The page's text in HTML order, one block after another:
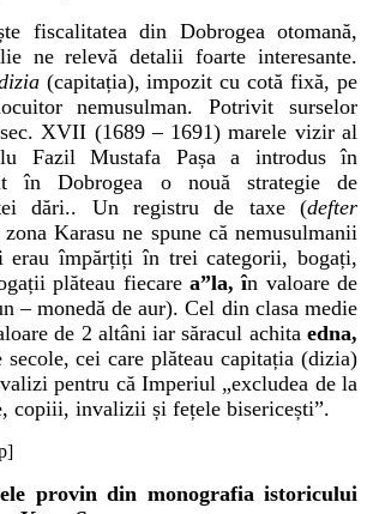
fiscalitatea din Dobrogea otomană,
ne relevă detalii foarte interesante.
(capitația), impozit cu cotă fixă, pe
nemusulman. Potrivit surselor
XVII (1689 – 1691) marele vizir al
Fazil Mustafa Pașa a introdus în
în Dobrogea o nouă strategie de
dări.. Un registru de taxe (defter
Karasu ne spune că nemusulmanii
erau împărțiți în trei categorii, bogați,
plăteau fiecarea”la, în valoare de
– monedă de aur). Cel din clasa medie
de 2 altâni iar săracul achitaedna,
cei care plăteau capitația (dizia)
pentru că Imperiul „excludea de la
copiii, invalizii și fețele bisericești”.
provin din monografia istoricului